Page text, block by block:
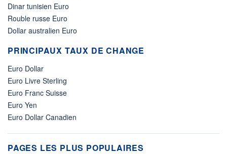
Dinar tunisien Euro
Rouble russe Euro
Dollar australien Euro
PRINCIPAUX TAUX DE CHANGE
Euro Dollar
Euro Livre Sterling
Euro Franc Suisse
Euro Yen
Euro Dollar Canadien
PAGES LES PLUS POPULAIRES